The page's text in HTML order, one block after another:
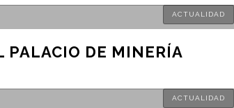
ACTUALIDAD
PALACIO DE MINERÍA
ACTUALIDAD